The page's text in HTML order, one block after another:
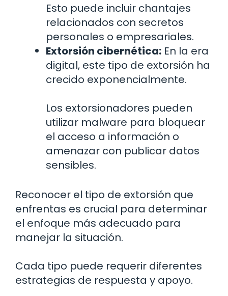
Esto puede incluir chantajes
relacionados con secretos
personales o empresariales.
Extorsión cibernética: En la era
digital, este tipo de extorsión ha
crecido exponencialmente.
Los extorsionadores pueden
utilizar malware para bloquear
el acceso a información o
amenazar con publicar datos
sensibles.
Reconocer el tipo de extorsión que
enfrentas es crucial para determinar
el enfoque más adecuado para
manejar la situación.
Cada tipo puede requerir diferentes
estrategias de respuesta y apoyo.